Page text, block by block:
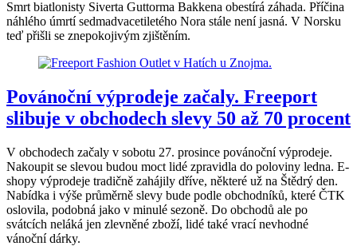
Smrt biatlonisty Siverta Guttorma Bakkena obestírá záhada. Příčina
náhlého úmrtí sedmadvacetiletého Nora stále není jasná. V Norsku
teď přišli se znepokojivým zjištěním.
Povánoční výprodeje začaly. Freeport
slibuje v obchodech slevy 50 až 70 procent
V obchodech začaly v sobotu 27. prosince povánoční výprodeje.
Nakoupit se slevou budou moct lidé zpravidla do poloviny ledna. E-
shopy výprodeje tradičně zahájily dříve, některé už na Štědrý den.
Nabídka i výše průměrně slevy bude podle obchodníků, které ČTK
oslovila, podobná jako v minulé sezoně. Do obchodů ale po
svátcích neláká jen zlevněné zboží, lidé také vrací nevhodné
vánoční dárky.